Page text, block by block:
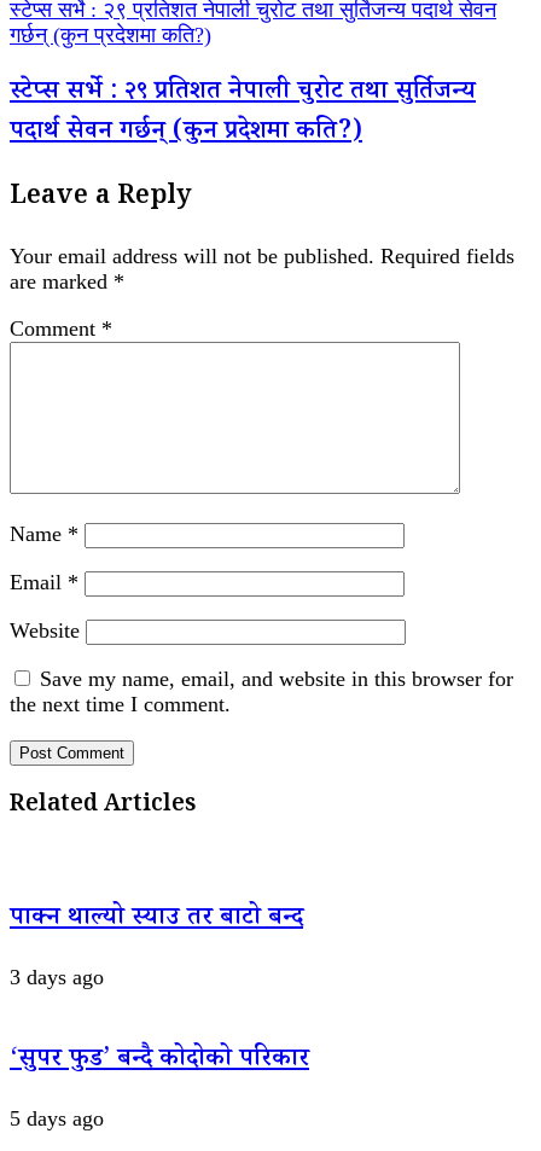
स्टेप्स सर्भे : २९ प्रतिशत नेपाली चुरोट तथा सुर्तिजन्य पदार्थ सेवन
गर्छन् (कुन प्रदेशमा कति?)
स्टेप्स सर्भे : २९ प्रतिशत नेपाली चुरोट तथा सुर्तिजन्य
पदार्थ सेवन गर्छन् (कुन प्रदेशमा कति?)
Leave a Reply
Your email address will not be published. Required fields
are marked *
Comment *
Name *
Email *
Website
Save my name, email, and website in this browser for
the next time I comment.
Related Articles
पाक्न थाल्यो स्याउ तर बाटो बन्द
3 days ago
‘सुपर फुड’ बन्दै कोदोको परिकार
5 days ago